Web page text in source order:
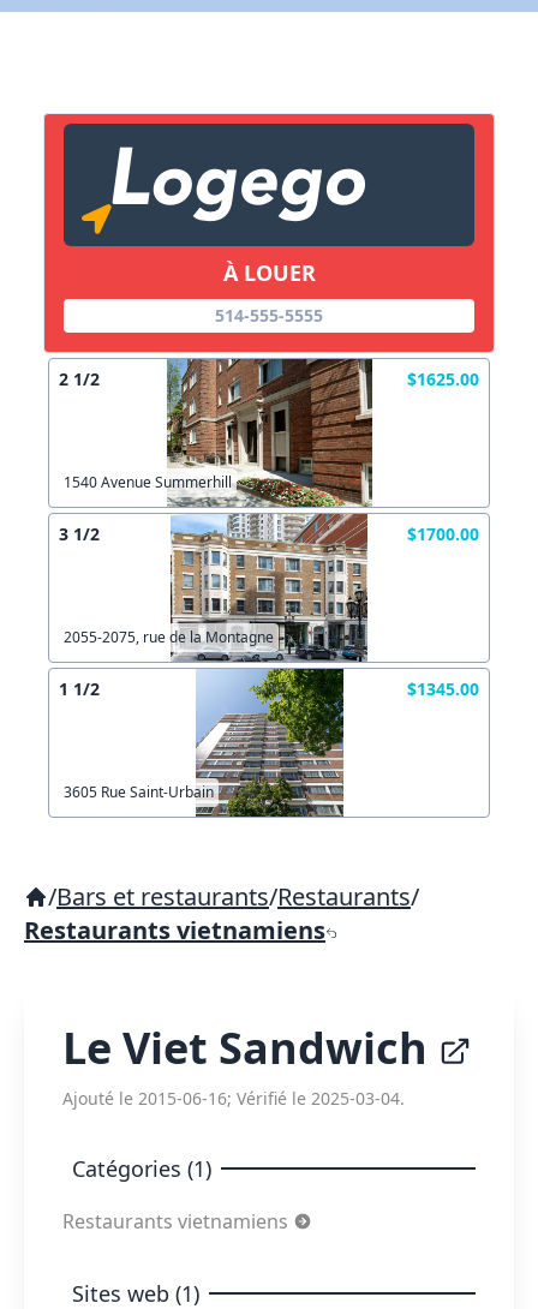
À LOUER
514-555-5555
2 1/2 $1625.00
1540 Avenue Summerhill
3 1/2 $1700.00
2055-2075, rue de la Montagne
1 1/2 $1345.00
3605 Rue Saint-Urbain
/Bars et restaurants/Restaurants/
Restaurants vietnamiens
Le Viet Sandwich
Ajouté le 2015-06-16; Vérifié le 2025-03-04.
Catégories (1)
Restaurants vietnamiens
Sites web (1)
Lien vers inscription (sera inclus dans courriel)
Copier lien
X Fermer Envoyez